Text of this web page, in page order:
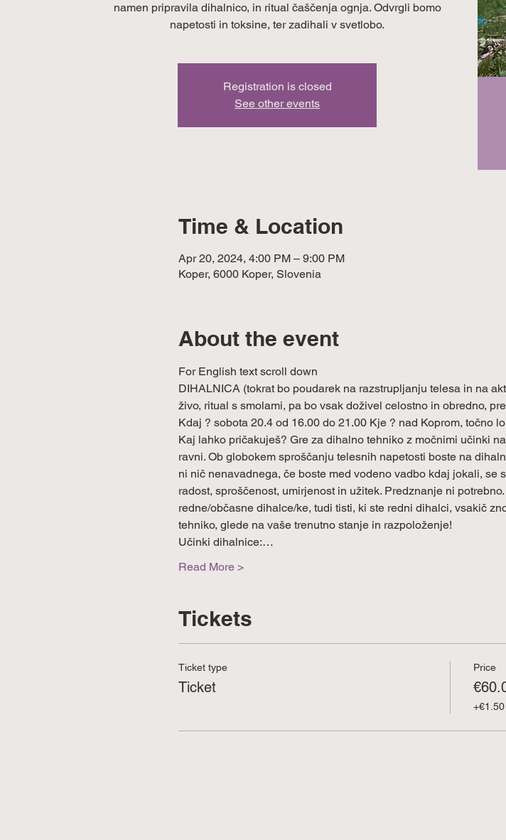
namen pripravila dihalnico, in ritual čaščenja ognja. Odvrgli bomo
napetosti in toksine, ter zadihali v svetlobo.
Registration is closed
See other events
Time & Location
Apr 20, 2024, 4:00 PM – 9:00 PM
Koper, 6000 Koper, Slovenia
About the event
For English text scroll down
DIHALNICA (tokrat bo poudarek na razstrupljanju telesa in na
živo, ritual s smolami, pa bo vsak doživel celostno in obredno,
Kdaj ? sobota 20.4 od 16.00 do 21.00 Kje ? nad Koprom, točno
Kaj lahko pričakuješ? Gre za dihalno tehniko z močnimi učinki
ravni. Ob globokem sproščanju telesnih napetosti boste na
ni nič nenavadnega, če boste med vodeno vadbo kdaj jokali,
radost, sproščenost, umirjenost in užitek. Predznanje ni
redne/občasne dihalce/ke, tudi tisti, ki ste redni dihalci, vsakič
tehniko, glede na vaše trenutno stanje in razpoloženje!
Učinki dihalnice:…
Read More >
Tickets
Ticket type
Ticket
Price